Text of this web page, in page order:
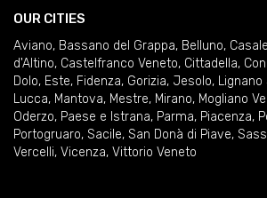
OUR CITIES
Aviano, Bassano del Grappa, Belluno,
d'Altino, Castelfranco Veneto, Cittadella,
Dolo, Este, Fidenza, Gorizia, Jesolo, Lignano
Lucca, Mantova, Mestre, Mirano, Mogliano
Oderzo, Paese e Istrana, Parma, Piacenza,
Portogruaro, Sacile, San Donà di Piave,
Vercelli, Vicenza, Vittorio Veneto